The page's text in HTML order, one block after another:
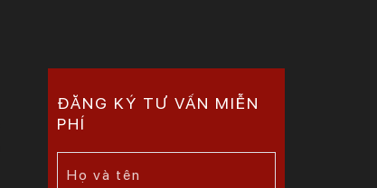
ĐĂNG KÝ TƯ VẤN MIỄN
PHÍ